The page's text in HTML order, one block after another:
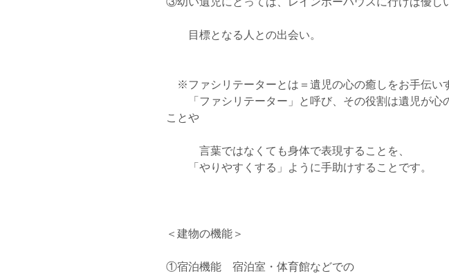
目標となる人との出会い。
※ファシリテーターとは＝遺児の心の癒しをお手伝い
「ファシリテーター」と呼び、その役割は遺児が心
ことや
言葉ではなくても身体で表現することを、
「やりやすくする」ように手助けすることです。
＜建物の機能＞
①宿泊機能　宿泊室・体育館などでの